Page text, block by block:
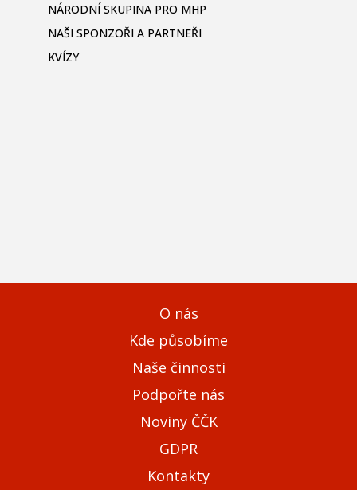
NÁRODNÍ SKUPINA PRO MHP
NAŠI SPONZOŘI A PARTNEŘI
KVÍZY
O nás
Kde působíme
Naše činnosti
Podpořte nás
Noviny ČČK
GDPR
Kontakty